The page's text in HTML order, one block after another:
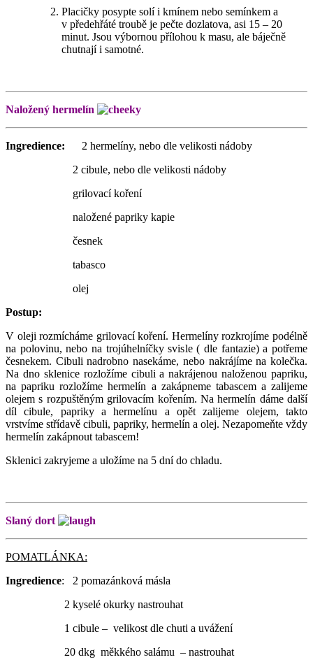
Placičky posypte solí i kmínem nebo semínkem a
v předehřáté troubě je pečte dozlatova, asi 15 – 20
minut. Jsou výbornou přílohou k masu, ale báječně
chutnají i samotné.
Naložený hermelín
Ingredience: 2 hermelíny, nebo dle velikosti nádoby
2 cibule, nebo dle velikosti nádoby
grilovací koření
naložené papriky kapie
česnek
tabasco
olej
Postup:
V oleji rozmícháme grilovací koření. Hermelíny rozkrojíme podélně
na polovinu, nebo na trojúhelníčky svisle ( dle fantazie) a potřeme
česnekem. Cibuli nadrobno nasekáme, nebo nakrájíme na kolečka.
Na dno sklenice rozložíme cibuli a nakrájenou naloženou papriku,
na papriku rozložíme hermelín a zakápneme tabascem a zalijeme
olejem s rozpuštěným grilovacím kořením. Na hermelín dáme další
díl cibule, papriky a hermelínu a opět zalijeme olejem, takto
vrstvíme střídavě cibuli, papriky, hermelín a olej. Nezapomeňte vždy
hermelín zakápnout tabascem!
Sklenici zakryjeme a uložíme na 5 dní do chladu.
Slaný dort
POMATLÁNKA:
Ingredience: 2 pomazánková másla
2 kyselé okurky nastrouhat
1 cibule – velikost dle chuti a uvážení
20 dkg měkkého salámu – nastrouhat